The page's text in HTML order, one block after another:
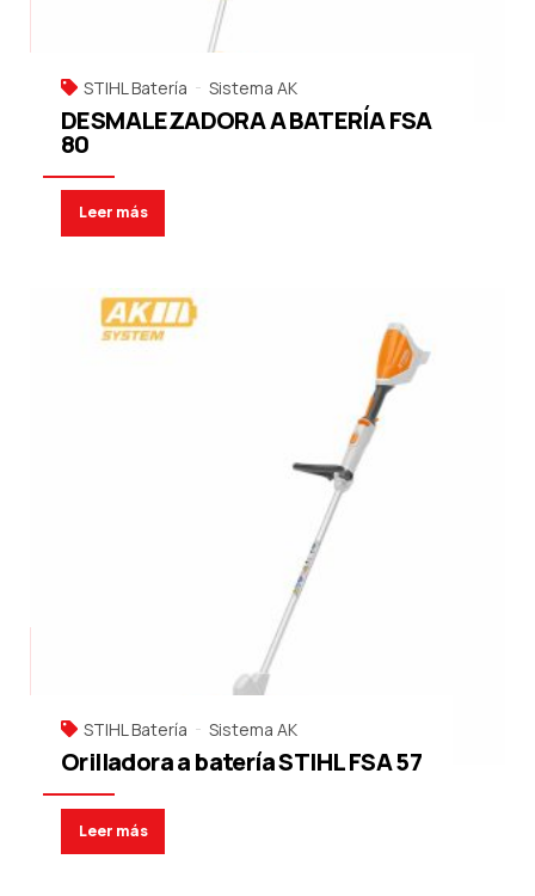
STIHL Batería Sistema AK
DESMALEZADORA A BATERÍA FSA
80
Leer más
STIHL Batería Sistema AK
Orilladora a batería STIHL FSA 57
Leer más